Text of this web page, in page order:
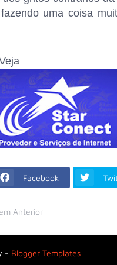
fazendo uma coisa
Facebook
Anterior
- Blogger Templates